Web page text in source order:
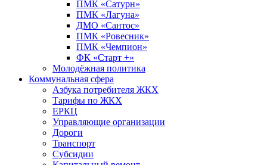
ПМК «Сатурн»
ПМК «Лагуна»
ДМО «Сантос»
ПМК «Ровесник»
ПМК «Чемпион»
ФК «Старт +»
Молодёжная политика
Коммунальная сфера
Азбука потребителя ЖКХ
Тарифы по ЖКХ
ЕРКЦ
Управляющие организации
Дороги
Транспорт
Субсидии